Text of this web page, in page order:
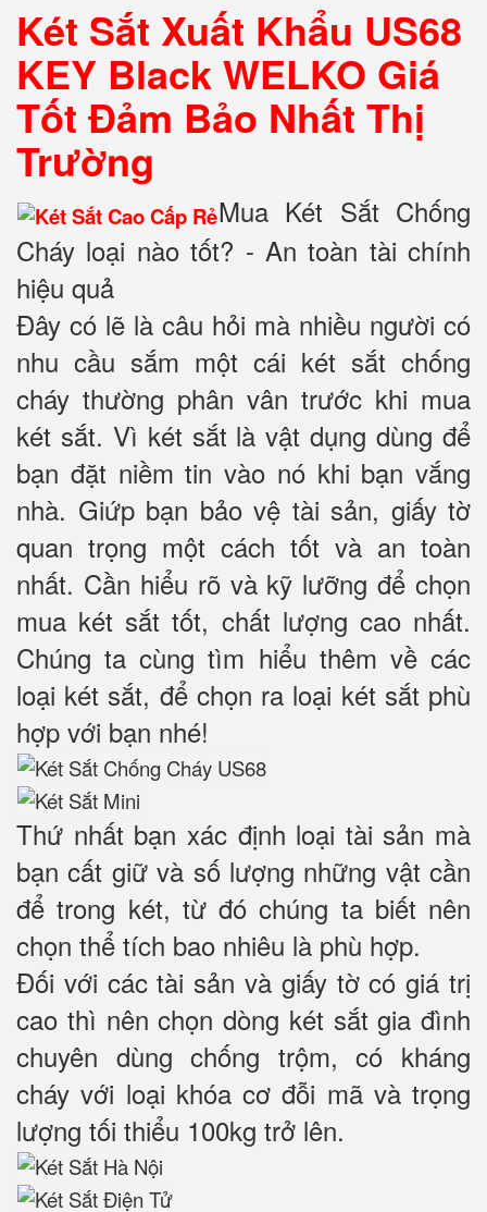
Két Sắt Xuất Khẩu US68
KEY Black WELKO Giá
Tốt Đảm Bảo Nhất Thị
Trường
Mua Két Sắt Chống
Cháy loại nào tốt? - An toàn tài chính
hiệu quả
Đây có lẽ là câu hỏi mà nhiều người có
nhu cầu sắm một cái két sắt chống
cháy thường phân vân trước khi mua
két sắt. Vì két sắt là vật dụng dùng để
bạn đặt niềm tin vào nó khi bạn vắng
nhà. Giứp bạn bảo vệ tài sản, giấy tờ
quan trọng một cách tốt và an toàn
nhất. Cần hiểu rõ và kỹ lưỡng để chọn
mua két sắt tốt, chất lượng cao nhất.
Chúng ta cùng tìm hiểu thêm về các
loại két sắt, để chọn ra loại két sắt phù
hợp với bạn nhé!
Thứ nhất bạn xác định loại tài sản mà
bạn cất giữ và số lượng những vật cần
để trong két, từ đó chúng ta biết nên
chọn thể tích bao nhiêu là phù hợp.
Đối với các tài sản và giấy tờ có giá trị
cao thì nên chọn dòng két sắt gia đình
chuyên dùng chống trộm, có kháng
cháy với loại khóa cơ đỗi mã và trọng
lượng tối thiểu 100kg trở lên.